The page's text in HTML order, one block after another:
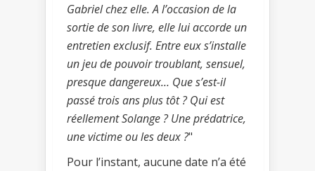
Gabriel chez elle. A l’occasion de la
sortie de son livre, elle lui accorde un
entretien exclusif. Entre eux s’installe
un jeu de pouvoir troublant, sensuel,
presque dangereux… Que s’est-il
passé trois ans plus tôt ? Qui est
réellement Solange ? Une prédatrice,
une victime ou les deux ?"
Pour l’instant, aucune date n’a été